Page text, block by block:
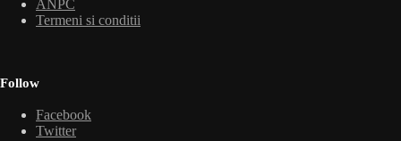
ANPC
Termeni si conditii
Follow
Facebook
Twitter